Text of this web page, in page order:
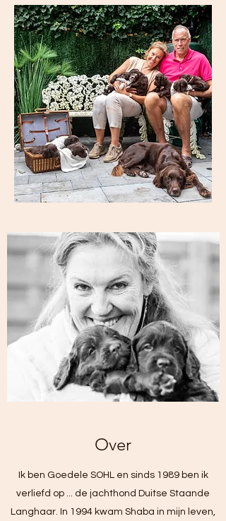
Over
Ik ben Goedele SOHL en sinds 1989 ben ik
verliefd op ... de jachthond Duitse Staande
Langhaar. In 1994 kwam Shaba in mijn leven,